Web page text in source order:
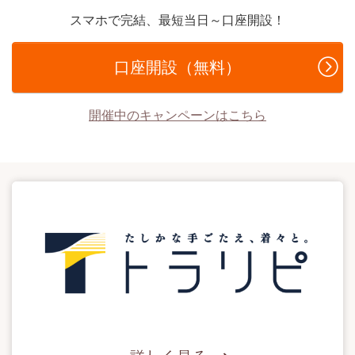
スマホで完結、最短当日～口座開設！
口座開設（無料）
開催中のキャンペーンはこちら